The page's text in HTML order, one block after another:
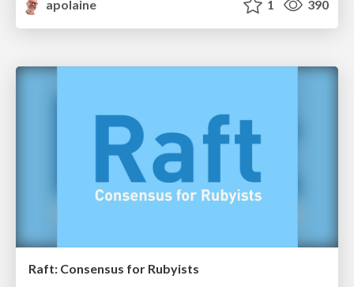
apolaine
1 390
Raft: Consensus for Rubyists